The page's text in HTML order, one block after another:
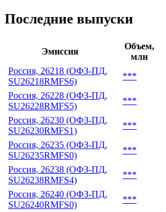
Последние выпуски
Эмиссия
Объем,
млн
Россия, 26218 (ОФЗ-ПД,
SU26218RMFS6)
***
Россия, 26228 (ОФЗ-ПД,
SU26228RMFS5)
***
Россия, 26230 (ОФЗ-ПД,
SU26230RMFS1)
***
Россия, 26235 (ОФЗ-ПД,
SU26235RMFS0)
***
Россия, 26238 (ОФЗ-ПД,
SU26238RMFS4)
***
Россия, 26240 (ОФЗ-ПД,
SU26240RMFS0)
***